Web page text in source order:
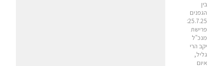
בין
הגפנים
25.7.25:
פרישת
מנכ"ל
יקב הרי
גליל,
איום